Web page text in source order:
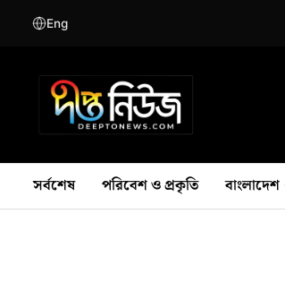
Eng
সর্বশেষ পরিবেশ ও প্রকৃতি বাংলাদেশ